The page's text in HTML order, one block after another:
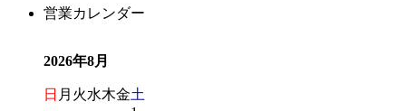
営業カレンダー
2026年8月
日 月 火水木金土